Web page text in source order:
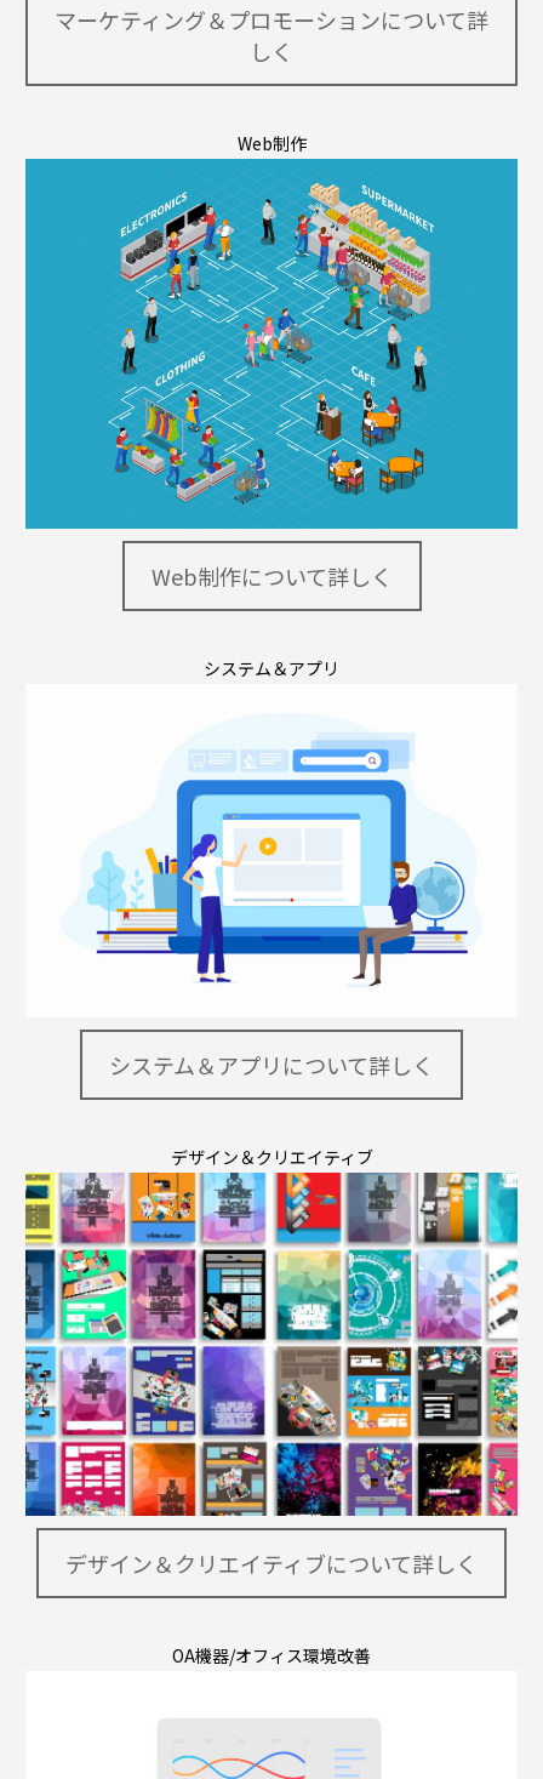
マーケティング＆プロモーションについて詳
しく
Web制作
Web制作について詳しく
システム＆アプリ
システム＆アプリについて詳しく
デザイン＆クリエイティブ
デザイン＆クリエイティブについて詳しく
OA機器/オフィス環境改善